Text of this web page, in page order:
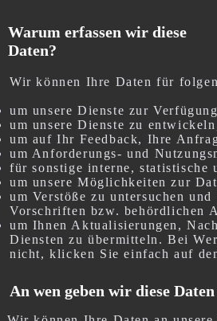
Warum erfassen wir diese
Daten?
Wir können Ihre Daten für
um unsere Dienste zur
um unsere Dienste zu
um auf Ihr Feedback, Ihre
um Anforderungs- und
für sonstige interne, statistische
um unsere Möglichkeiten zur
um Verstöße zu untersuchen
Vorschriften bzw. behördlichen
um Ihnen Aktualisierungen,
Diensten zu übermitteln. Bei
nicht, klicken Sie einfach auf
An wen geben wir diese